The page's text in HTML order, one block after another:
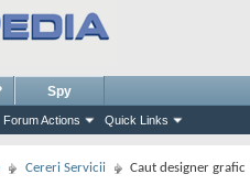
Forum Actions Quick Links
Spy
Cereri Servicii Caut designer grafic